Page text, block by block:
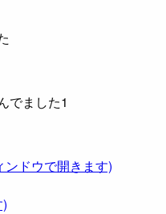
でました1
ドウで開きます)